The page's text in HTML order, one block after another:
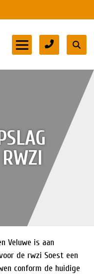
Veluwe is aan
de rwzi Soest een
conform de huidige